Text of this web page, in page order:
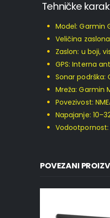
Tehničke
Model: Garmin
Veličina zaslona:
Zaslon: u boji,
GPS: Interna
Sonar podrška:
Mreža: Garmin
Povezivost:
Napajanje:
Vodootpornost:
POVEZANI